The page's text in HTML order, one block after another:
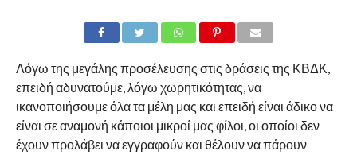
Λόγω της μεγάλης προσέλευσης στις δράσεις της ΚΒΔΚ,
επειδή αδυνατούμε, λόγω χωρητικότητας, να
ικανοποιήσουμε όλα τα μέλη μας και επειδή είναι άδικο να
είναι σε αναμονή κάποιοι μικροί μας φίλοι, οι οποίοι δεν
έχουν προλάβει να εγγραφούν και θέλουν να πάρουν